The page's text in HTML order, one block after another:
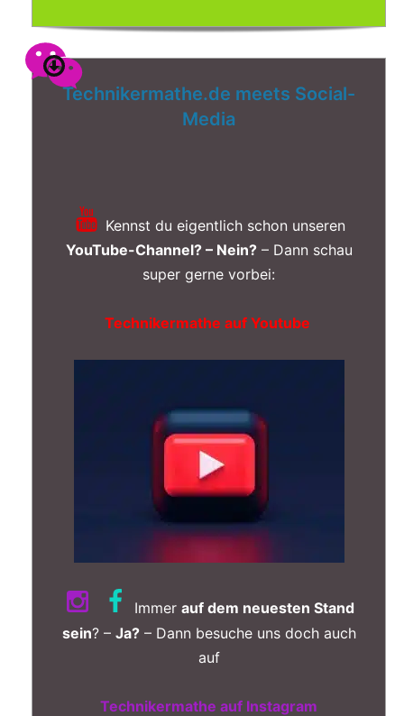
Technikermathe.de meets Social-
Media
Kennst du eigentlich schon unseren
YouTube-Channel? – Nein?– Dann schau
super gerne vorbei:
Technikermathe auf Youtube
Immer auf dem neuesten Stand
sein? – Ja?– Dann besuche uns doch auch
auf
Technikermathe auf Instagram